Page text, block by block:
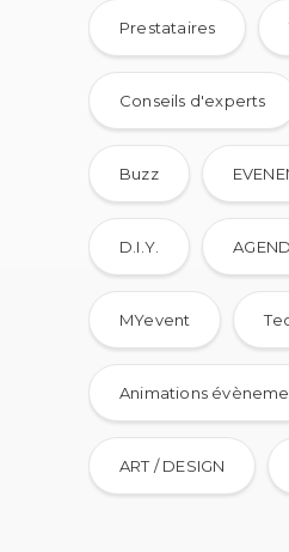
Prestataires
Conseils d'experts
Buzz
D.I.Y.
MYevent
Animations
ART / DESIGN